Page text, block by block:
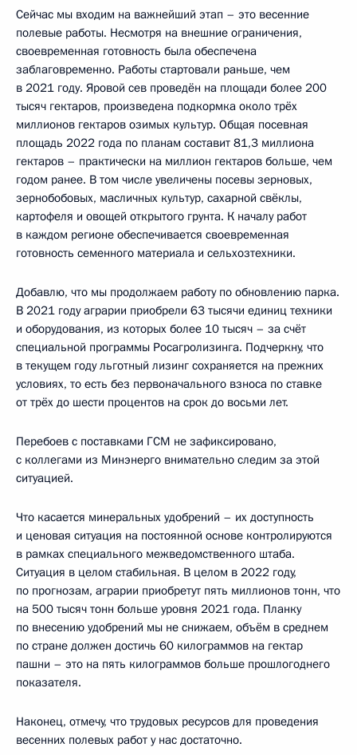
Сейчас мы входим на важнейший этап – это весенние
полевые работы. Несмотря на внешние ограничения,
своевременная готовность была обеспечена
заблаговременно. Работы стартовали раньше, чем
в 2021 году. Яровой сев проведён на площади более 200
тысяч гектаров, произведена подкормка около трёх
миллионов гектаров озимых культур. Общая посевная
площадь 2022 года по планам составит 81,3 миллиона
гектаров – практически на миллион гектаров больше, чем
годом ранее. В том числе увеличены посевы зерновых,
зернобобовых, масличных культур, сахарной свёклы,
картофеля и овощей открытого грунта. К началу работ
в каждом регионе обеспечивается своевременная
готовность семенного материала и сельхозтехники.
Добавлю, что мы продолжаем работу по обновлению парка.
В 2021 году аграрии приобрели 63 тысячи единиц техники
и оборудования, из которых более 10 тысяч – за счёт
специальной программы Росагролизинга. Подчеркну, что
в текущем году льготный лизинг сохраняется на прежних
условиях, то есть без первоначального взноса по ставке
от трёх до шести процентов на срок до восьми лет.
Перебоев с поставками ГСМ не зафиксировано,
с коллегами из Минэнерго внимательно следим за этой
ситуацией.
Что касается минеральных удобрений – их доступность
и ценовая ситуация на постоянной основе контролируются
в рамках специального межведомственного штаба.
Ситуация в целом стабильная. В целом в 2022 году,
по прогнозам, аграрии приобретут пять миллионов тонн, что
на 500 тысяч тонн больше уровня 2021 года. Планку
по внесению удобрений мы не снижаем, объём в среднем
по стране должен достичь 60 килограммов на гектар
пашни – это на пять килограммов больше прошлогоднего
показателя.
Наконец, отмечу, что трудовых ресурсов для проведения
весенних полевых работ у нас достаточно.